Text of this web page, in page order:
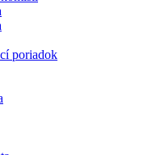
poriadok